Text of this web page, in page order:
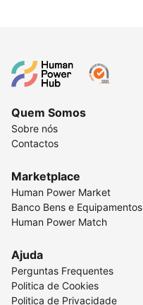
Quem Somos
Sobre nós
Contactos
Marketplace
Human Power Market
Banco Bens e Equipamentos
Human Power Match
Ajuda
Perguntas Frequentes
Politica de Cookies
Politica de Privacidade